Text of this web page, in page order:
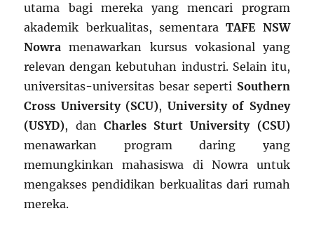
utama bagi mereka yang mencari program
akademik berkualitas, sementaraTAFE NSW
Nowra menawarkan kursus vokasional yang
relevan dengan kebutuhan industri. Selain itu,
universitas-universitas besar seperti Southern
Cross University (SCU), University of Sydney
(USYD), dan Charles Sturt University (CSU)
menawarkan program daring yang
memungkinkan mahasiswa di Nowra untuk
mengakses pendidikan berkualitas dari rumah
mereka.